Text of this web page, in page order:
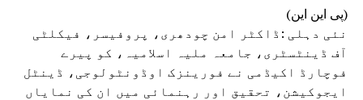
(پی این این)
نئی دہلی :ڈاکٹر امن چودھری، پروفیسر، فیکلٹی
آف ڈینٹسٹری، جامعہ ملیہ اسلامیہ، کو پیرے
فوچارڈ اکیڈمی نے فورینزک اوڈونٹولوجی، ڈینٹل
ایجوکیشن، تحقیق اور رہنمائی میں ان کی نمایاں